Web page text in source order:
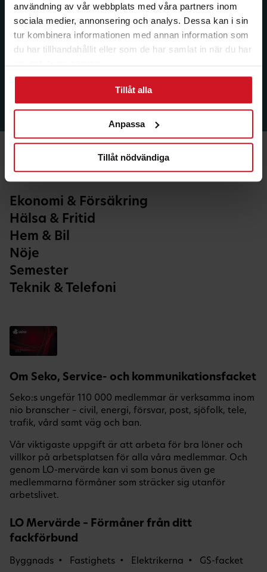
användning av vår webbplats med våra partners inom
sociala medier, annonsering och analys. Dessa kan i sin
tur kombinera informationen med annan information som
du har tillhandahållit eller som de har samlat in när du har
använt deras tjänster.
Tillåt alla
Anpassa
Tillåt nödvändiga
Ekonomi & Försäkring
Hälsa & Fritid
Hem & Bil
Nöje
Semester
Teknik & Telefoni
Om Seko, Service- och kommunikationsfacket
Seko:s ungefär 110 000 medlemmar är verksamma inom
nio branscher – civil, energi, försvar, post, sjöfolk, tele,
trafik, vård samt väg och ban.
Vår viktigaste uppgift är att arbeta för bra löner och
villkor på arbetsplatsen för alla våra medlemmar. Och
genom LO-mervärde kan vi som bonus även ge
medlemmarna förmåner som sträcker sig utanför
arbetslivet.
LO Mervärde – Förmåner från ditt
fackförbund
Byggnads Fastighets Elektrikerna GS-facket